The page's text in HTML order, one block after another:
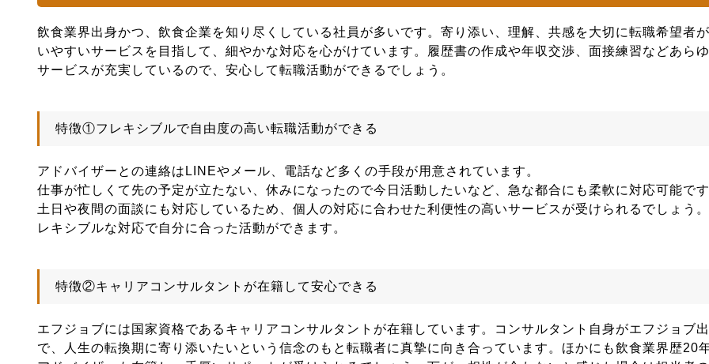
飲食業界出身かつ、飲食企業を知り尽くしている社員が多いです。寄り添い、理解、共感を大切に転職希望者
いやすいサービスを目指して、細やかな対応を心がけています。履歴書の作成や年収交渉、面接練習などあら
サービスが充実しているので、安心して転職活動ができるでしょう。
特徴①フレキシブルで自由度の高い転職活動ができる
アドバイザーとの連絡はLINEやメール、電話など多くの手段が用意されています。
仕事が忙しくて先の予定が立たない、休みになったので今日活動したいなど、急な都合にも柔軟に対応可能です
土日や夜間の面談にも対応しているため、個人の対応に合わせた利便性の高いサービスが受けられるでしょう
レキシブルな対応で自分に合った活動ができます。
特徴②キャリアコンサルタントが在籍して安心できる
エフジョブには国家資格であるキャリアコンサルタントが在籍しています。コンサルタント自身がエフジョブ
で、人生の転換期に寄り添いたいという信念のもと転職者に真摯に向き合っています。ほかにも飲食業界歴20